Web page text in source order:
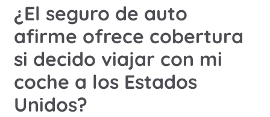
¿El seguro de auto
afirme ofrece cobertura
si decido viajar con mi
coche a los Estados
Unidos?